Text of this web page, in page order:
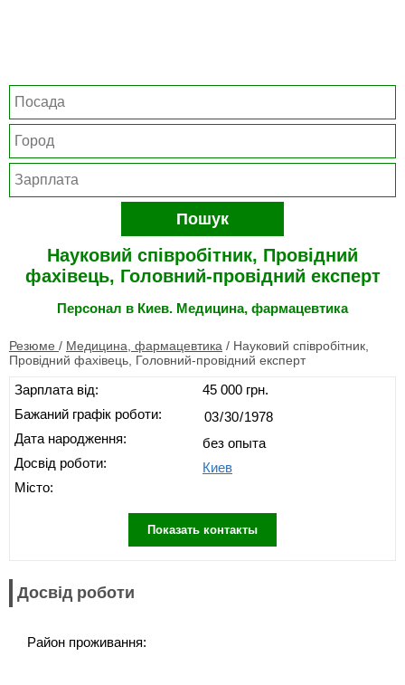
Пошук
Науковий співробітник, Провідний
фахівець, Головний-провідний експерт
Персонал в Киев. Медицина, фармацевтика
Резюме / Медицина, фармацевтика / Науковий співробітник,
Провідний фахівець, Головний-провідний експерт
Зарплата від:
Бажаний графік роботи:
Дата народження:
Досвід роботи:
Місто:
45 000 грн.
без опыта
Киев
Показать контакты
Досвід роботи
Район проживання: